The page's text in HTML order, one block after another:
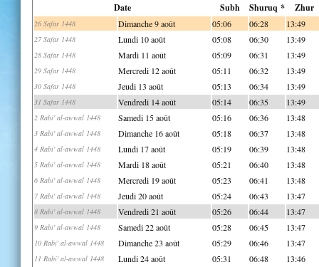
Date Subh Shuruq * Zhur
26 Safar 1448 Dimanche 9 août 05:06 06:28 13:49
27 Safar 1448 Lundi 10 août 05:08 06:30 13:49
28 Safar 1448 Mardi 11 août 05:09 06:31 13:49
29 Safar 1448 Mercredi 12 août 05:11 06:32 13:49
30 Safar 1448 Jeudi 13 août 05:13 06:34 13:49
31 Safar 1448 Vendredi 14 août 05:14 06:35 13:49
2 Rabi' al-awwal 1448 Samedi 15 août 05:16 06:36 13:48
3 Rabi' al-awwal 1448 Dimanche 16 août 05:18 06:37 13:48
4 Rabi' al-awwal 1448 Lundi 17 août 05:19 06:39 13:48
5 Rabi' al-awwal 1448 Mardi 18 août 05:21 06:40 13:48
6 Rabi' al-awwal 1448 Mercredi 19 août 05:23 06:41 13:48
7 Rabi' al-awwal 1448 Jeudi 20 août 05:24 06:43 13:47
8 Rabi' al-awwal 1448 Vendredi 21 août 05:26 06:44 13:47
9 Rabi' al-awwal 1448 Samedi 22 août 05:28 06:45 13:47
10 Rabi' al-awwal 1448 Dimanche 23 août 05:29 06:46 13:47
11 Rabi' al-awwal 1448 Lundi 24 août 05:31 06:48 13:46